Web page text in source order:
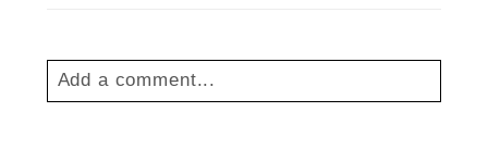
Add a comment...